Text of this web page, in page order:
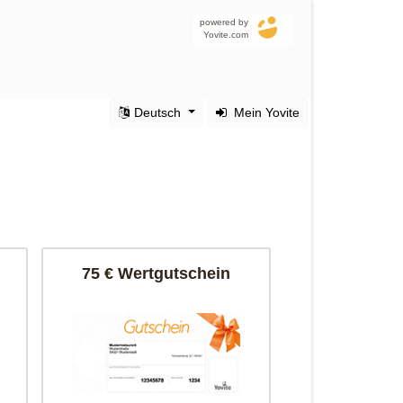
powered by
Yovite.com
Mein Yovite
Deutsch
75 € Wertgutschein